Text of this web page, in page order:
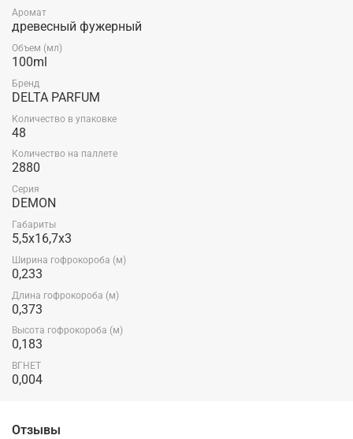
Аромат
древесный фужерный
Объем (мл)
100ml
Бренд
DELTA PARFUM
Количество в упаковке
48
Количество на паллете
2880
Серия
DEMON
Габариты
5,5x16,7x3
Ширина гофрокороба (м)
0,233
Длина гофрокороба (м)
0,373
Высота гофрокороба (м)
0,183
ВГНЕТ
0,004
Отзывы